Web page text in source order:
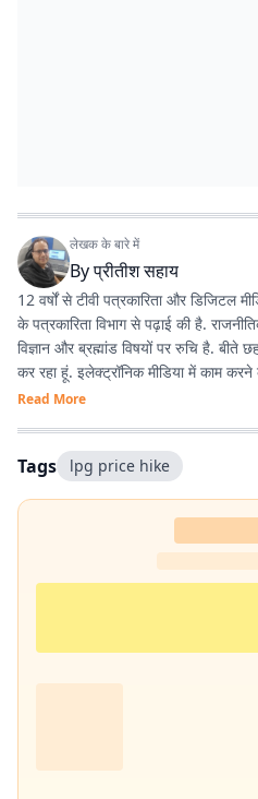
लेखक के बारे में
Byप्रीतीश सहाय
12 वर्षों से टीवी पत्रकारिता और डिजिटल
के पत्रकारिता विभाग से पढ़ाई की है.
विज्ञान और ब्रह्मांड विषयों पर रुचि है. बीते छह वर्षों से प्रभात खबर.कॉम के लिए काम
कर रहा हूं. इलेक्ट्रॉनिक मीडिया में काम
काफी अच्छा रहा है.
Read More
Tags lpg price hike